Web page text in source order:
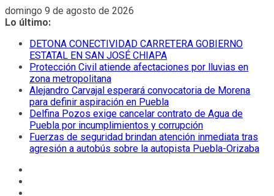
Saltar
al
domingo 9 de agosto de 2026
Lo último:
DETONA CONECTIVIDAD CARRETERA GOBIERNO
ESTATAL EN SAN JOSÉ CHIAPA
Protección Civil atiende afectaciones por lluvias en
zona metropolitana
Alejandro Carvajal esperará convocatoria de Morena
para definir aspiración en Puebla
Delfina Pozos exige cancelar contrato de Agua de
Puebla por incumplimientos y corrupción
Fuerzas de seguridad brindan atención inmediata tras
agresión a autobús sobre la autopista Puebla-Orizaba